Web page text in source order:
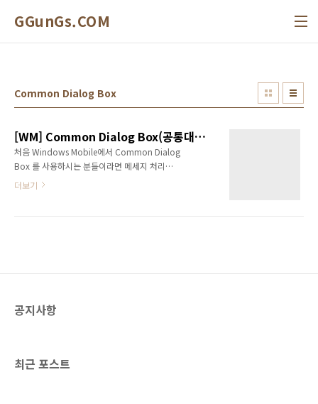
GGunGs.COM
Common Dialog Box
[WM] Common Dialog Box(공통대화상자) Message
처음 Windows Mobile에서 Common Dialog
Box 를 사용하시는 분들이라면 메세지 처리를
한번 보셔야 할 것 같습니다. 당연히 일어나야 할
common dialog box when the use..
더보기
공지사항
최근 포스트